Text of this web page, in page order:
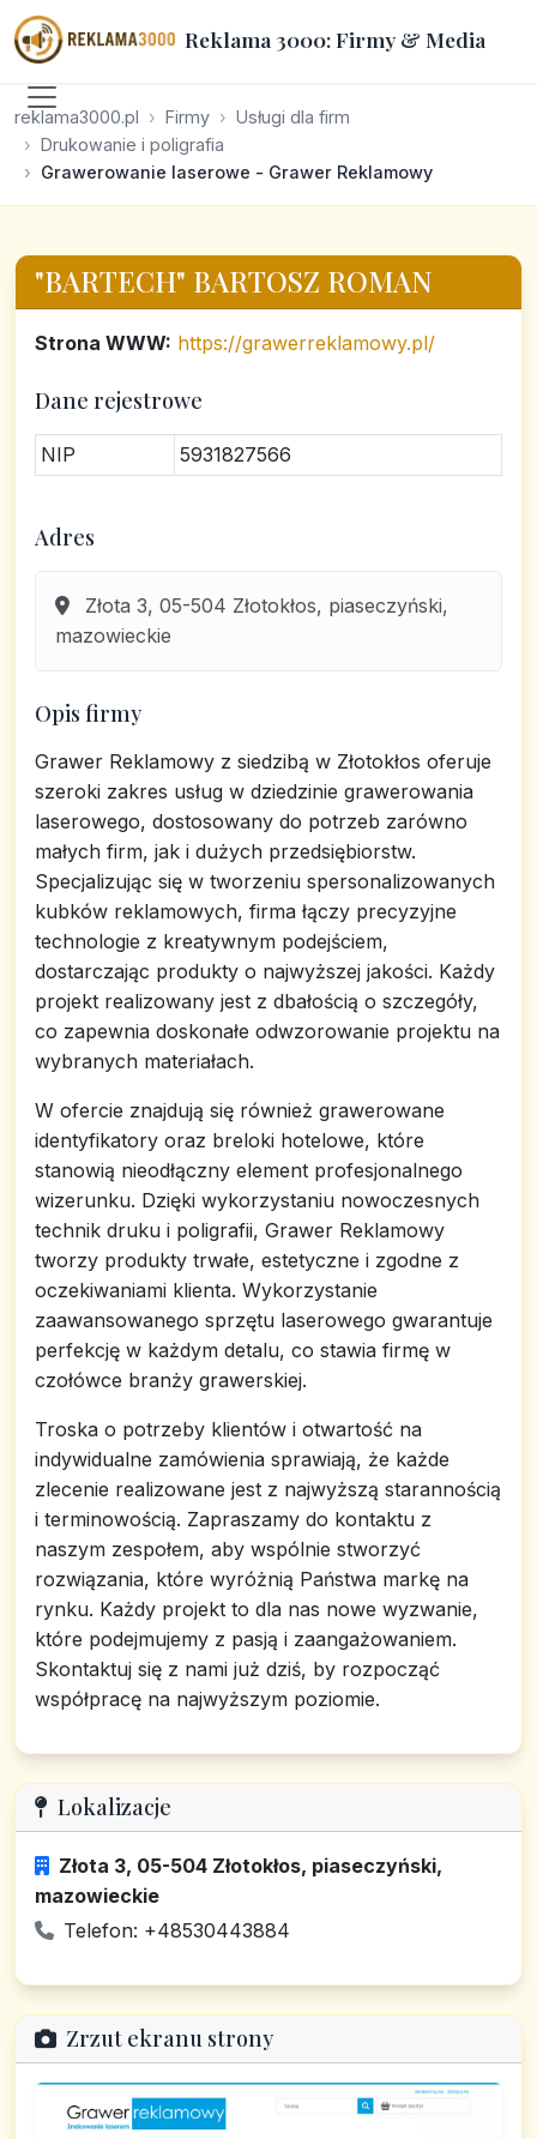
Reklama 3000: Firmy & Media
reklama3000.pl Firmy
Usługi dla firm
Drukowanie i poligrafia
Grawerowanie laserowe - Grawer Reklamowy
"BARTECH" BARTOSZ ROMAN
Strona WWW: https://grawerreklamowy.pl/
Dane rejestrowe
NIP 5931827566
Adres
Złota 3, 05-504 Złotokłos, piaseczyński,
mazowieckie
Opis firmy
Grawer Reklamowy z siedzibą w Złotokłos oferuje
szeroki zakres usług w dziedzinie grawerowania
laserowego, dostosowany do potrzeb zarówno
małych firm, jak i dużych przedsiębiorstw.
Specjalizując się w tworzeniu spersonalizowanych
kubków reklamowych, firma łączy precyzyjne
technologie z kreatywnym podejściem,
dostarczając produkty o najwyższej jakości. Każdy
projekt realizowany jest z dbałością o szczegóły,
co zapewnia doskonałe odwzorowanie projektu na
wybranych materiałach.
W ofercie znajdują się również grawerowane
identyfikatory oraz breloki hotelowe, które
stanowią nieodłączny element profesjonalnego
wizerunku. Dzięki wykorzystaniu nowoczesnych
technik druku i poligrafii, Grawer Reklamowy
tworzy produkty trwałe, estetyczne i zgodne z
oczekiwaniami klienta. Wykorzystanie
zaawansowanego sprzętu laserowego gwarantuje
perfekcję w każdym detalu, co stawia firmę w
czołówce branży grawerskiej.
Troska o potrzeby klientów i otwartość na
indywidualne zamówienia sprawiają, że każde
zlecenie realizowane jest z najwyższą starannością
i terminowością. Zapraszamy do kontaktu z
naszym zespołem, aby wspólnie stworzyć
rozwiązania, które wyróżnią Państwa markę na
rynku. Każdy projekt to dla nas nowe wyzwanie,
które podejmujemy z pasją i zaangażowaniem.
Skontaktuj się z nami już dziś, by rozpocząć
współpracę na najwyższym poziomie.
Lokalizacje
Złota 3, 05-504 Złotokłos, piaseczyński,
mazowieckie
Telefon: +48530443884
Zrzut ekranu strony